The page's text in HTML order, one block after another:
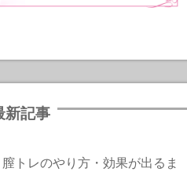
新記事
トレのやり方・効果が出るま